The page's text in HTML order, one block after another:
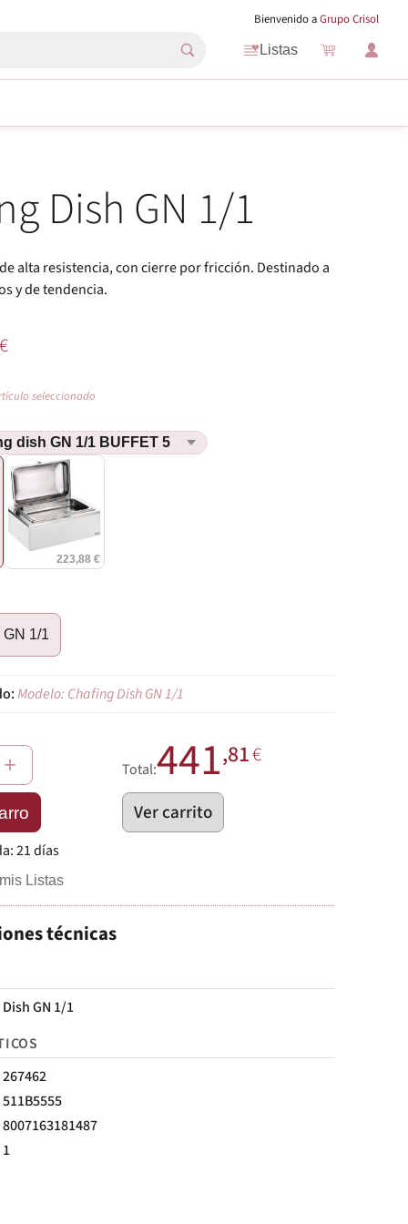
Bienvenido aGrupo Crisol
Listas
Dish GN 1/1
alta resistencia, con cierre por fricción. Destinado a
y de tendencia.
€
seleccionado
223,88 €
1/1
Modelo: Chafing Dish GN 1/1
+ Total:441,81€
Ver carrito
21 días
Listas
técnicas
GN 1/1
267462
511B5555
8007163181487
1